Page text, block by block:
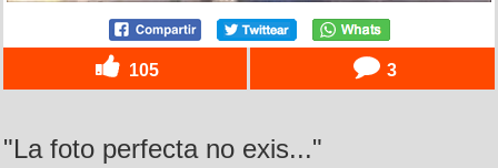
105 3
"La foto perfecta no exis..."